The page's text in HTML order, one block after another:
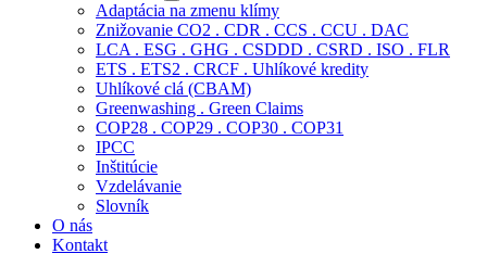
Adaptácia na zmenu klímy
Znižovanie CO2 . CDR . CCS . CCU . DAC
LCA . ESG . GHG . CSDDD . CSRD . ISO . FLR
ETS . ETS2 . CRCF . Uhlíkové kredity
Uhlíkové clá (CBAM)
Greenwashing . Green Claims
COP28 . COP29 . COP30 . COP31
IPCC
Inštitúcie
Vzdelávanie
Slovník
O nás
Kontakt